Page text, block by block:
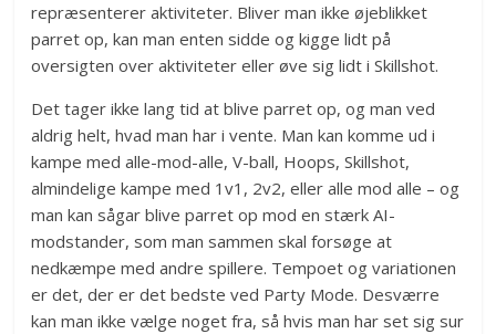
repræsenterer aktiviteter. Bliver man ikke øjeblikket
parret op, kan man enten sidde og kigge lidt på
oversigten over aktiviteter eller øve sig lidt i Skillshot.
Det tager ikke lang tid at blive parret op, og man ved
aldrig helt, hvad man har i vente. Man kan komme ud i
kampe med alle-mod-alle, V-ball, Hoops, Skillshot,
almindelige kampe med 1v1, 2v2, eller alle mod alle – og
man kan sågar blive parret op mod en stærk AI-
modstander, som man sammen skal forsøge at
nedkæmpe med andre spillere. Tempoet og variationen
er det, der er det bedste ved Party Mode. Desværre
kan man ikke vælge noget fra, så hvis man har set sig sur